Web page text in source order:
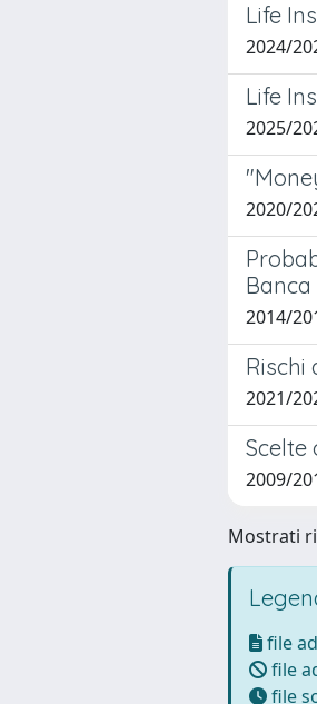
Life
2024/
Life
2025/
2020/
2014/
Rischi
2021/
Scelte
2009/
Mostrati
file
file
file